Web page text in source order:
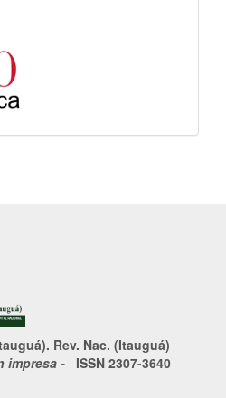
Rev. Nac. (Itauguá)
impresa - ISSN 2307-3640